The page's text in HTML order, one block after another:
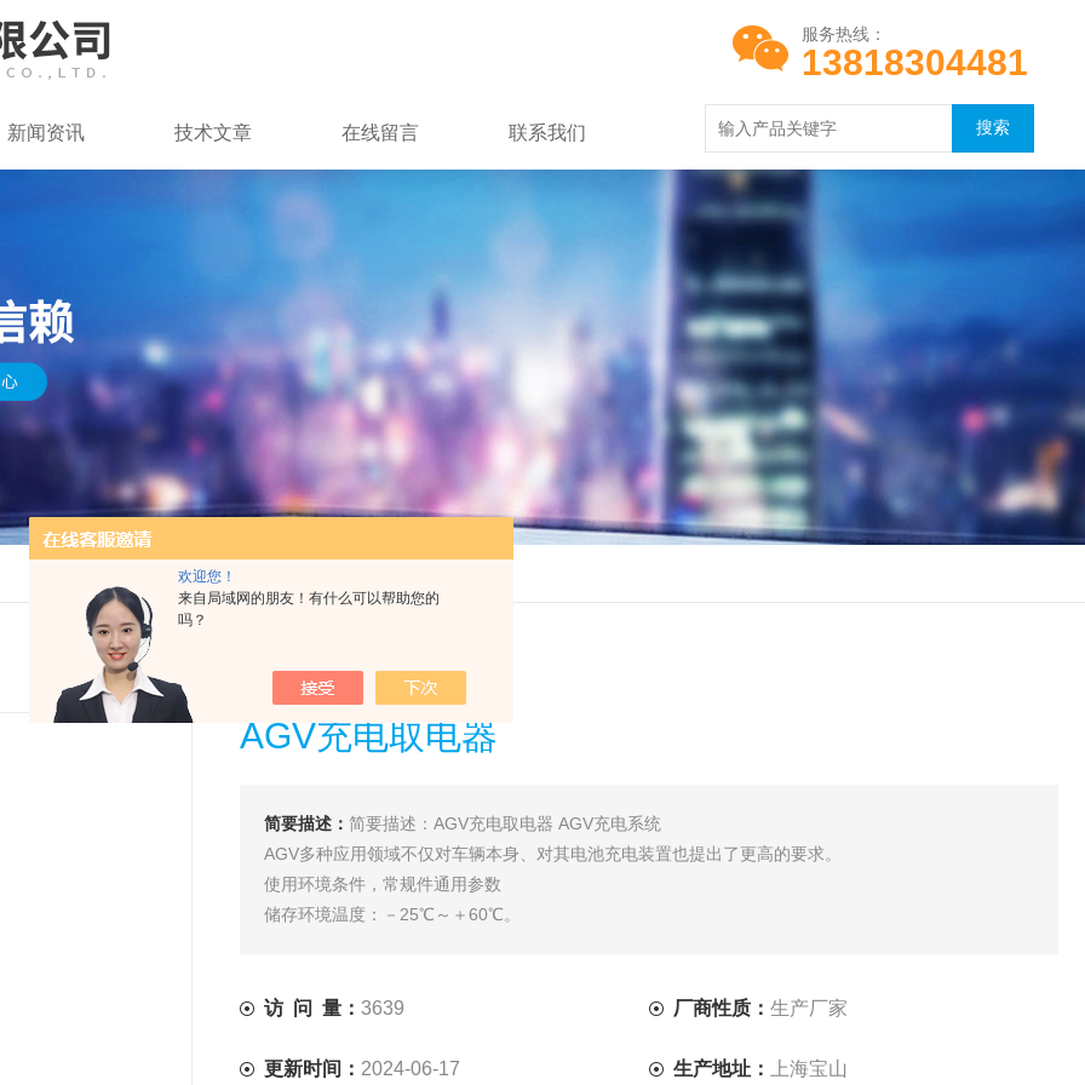
欢迎您！
来自局域网的朋友！有什么可以帮助您的
吗？
服务热线：
13818304481
新闻资讯 技术文章 在线留言 联系我们
AGV充电取电器
简要描述： 简要描述：AGV充电取电器 AGV充电系统
AGV多种应用领域不仅对车辆本身、对其电池充电装置也提出了更高的要求。
使用环境条件，常规件通用参数
储存环境温度：－25℃～＋60℃。
访 问 量： 3639 厂商性质： 生产厂家
更新时间： 2024-06-17 生产地址： 上海宝山